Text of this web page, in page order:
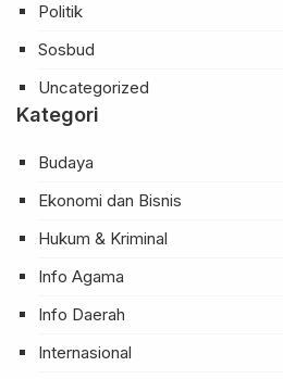
Politik
Sosbud
Uncategorized
Kategori
Budaya
Ekonomi dan Bisnis
Hukum & Kriminal
Info Agama
Info Daerah
Internasional